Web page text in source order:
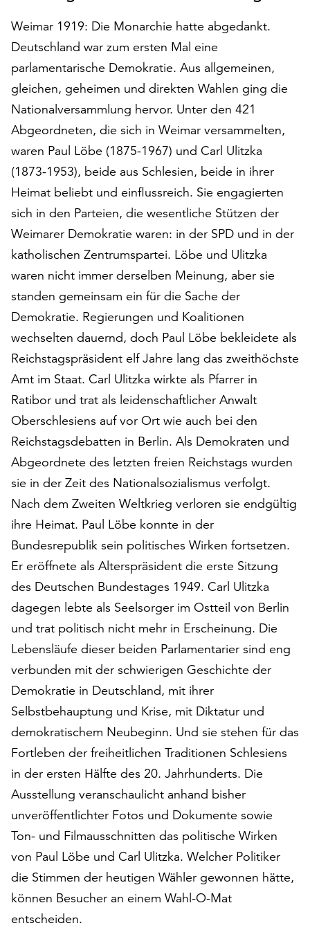
„Alle
akzeptieren“,
alle
Cookies
zu
akzeptieren.
können
Ihr
Einverständnis
jederzeit
ändern
und
widerrufen.
steht
Ihnen
am
Ende
Seite
die
Schaltfläche
„Cookie-
Einstellungen“
zur
Verfügung.
Funktionale
Cookies
werden
auch
ohne
Einverständnis
weiterhin
ausgeführt.
Möchten
Sie
verwendeten
Cookies
anpassen,
erreichen
Sie
die
Einstellungen
über
Schaltfläche
„Auswählen“.
Weitere
Informationen
finden
in
Weimar 1919: Die Monarchie hatte abgedankt.
Deutschland war zum ersten Mal eine
parlamentarische Demokratie. Aus allgemeinen,
gleichen, geheimen und direkten Wahlen ging die
Nationalversammlung hervor. Unter den 421
Abgeordneten, die sich in Weimar versammelten,
waren Paul Löbe (1875-1967) und Carl Ulitzka
(1873-1953), beide aus Schlesien, beide in ihrer
Heimat beliebt und einflussreich. Sie engagierten
sich in den Parteien, die wesentliche Stützen der
Weimarer Demokratie waren: in der SPD und in der
katholischen Zentrumspartei. Löbe und Ulitzka
waren nicht immer derselben Meinung, aber sie
standen gemeinsam ein für die Sache der
Demokratie. Regierungen und Koalitionen
wechselten dauernd, doch Paul Löbe bekleidete als
Reichstagspräsident elf Jahre lang das zweithöchste
Amt im Staat. Carl Ulitzka wirkte als Pfarrer in
Ratibor und trat als leidenschaftlicher Anwalt
Oberschlesiens auf vor Ort wie auch bei den
Reichstagsdebatten in Berlin. Als Demokraten und
Abgeordnete des letzten freien Reichstags wurden
sie in der Zeit des Nationalsozialismus verfolgt.
Nach dem Zweiten Weltkrieg verloren sie endgültig
ihre Heimat. Paul Löbe konnte in der
Bundesrepublik sein politisches Wirken fortsetzen.
Er eröffnete als Alterspräsident die erste Sitzung
des Deutschen Bundestages 1949. Carl Ulitzka
dagegen lebte als Seelsorger im Ostteil von Berlin
und trat politisch nicht mehr in Erscheinung. Die
Lebensläufe dieser beiden Parlamentarier sind eng
verbunden mit der schwierigen Geschichte der
Demokratie in Deutschland, mit ihrer
Selbstbehauptung und Krise, mit Diktatur und
demokratischem Neubeginn. Und sie stehen für das
Fortleben der freiheitlichen Traditionen Schlesiens
in der ersten Hälfte des 20. Jahrhunderts. Die
Ausstellung veranschaulicht anhand bisher
unveröffentlichter Fotos und Dokumente sowie
Ton- und Filmausschnitten das politische Wirken
von Paul Löbe und Carl Ulitzka. Welcher Politiker
die Stimmen der heutigen Wähler gewonnen hätte,
können Besucher an einem Wahl-O-Mat
entscheiden.